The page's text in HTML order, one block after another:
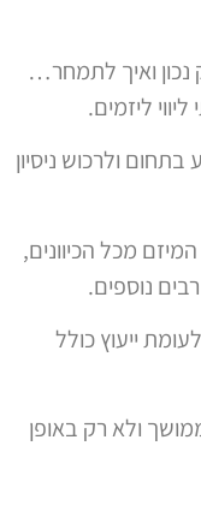
נכון ואיך לתמחר…
ליזמים.
ולרכוש ניסיון
מכל הכיוונים,
נוספים.
ייעוץ כולל
ולא רק באופן